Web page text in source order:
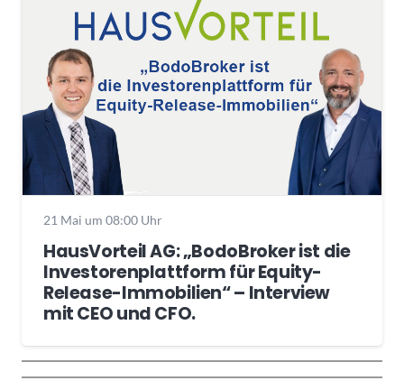
21 Mai um 08:00 Uhr
HausVorteil AG: „BodoBroker ist die
Investorenplattform für Equity-
Release-Immobilien“ – Interview
mit CEO und CFO.
Wochenrückblick
Trendthemen